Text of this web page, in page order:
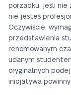
porządku, jeśli nie
nie jesteś
Oczywiście,
przedstawienia
renomowanym
udanym
oryginalnych
inicjatywa